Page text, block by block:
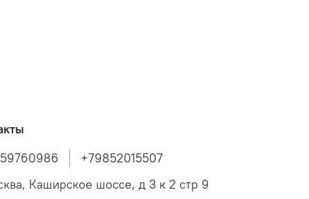
+79852015507
Каширское шоссе, д 3 к 2 стр 9